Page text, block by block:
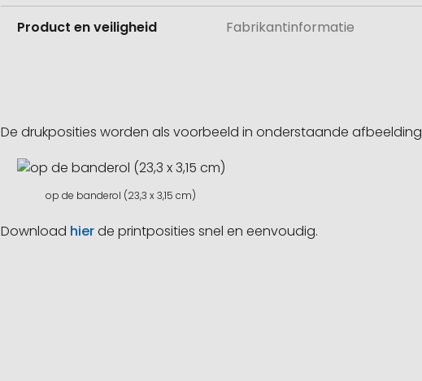
Product en veiligheid Fabrikantinformatie
De drukposities worden als voorbeeld in onderstaande
op de banderol (23,3 x 3,15 cm)
Download hierde printposities snel en eenvoudig.